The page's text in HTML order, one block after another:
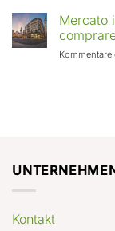
Mercato
Kommentare
Kontakt